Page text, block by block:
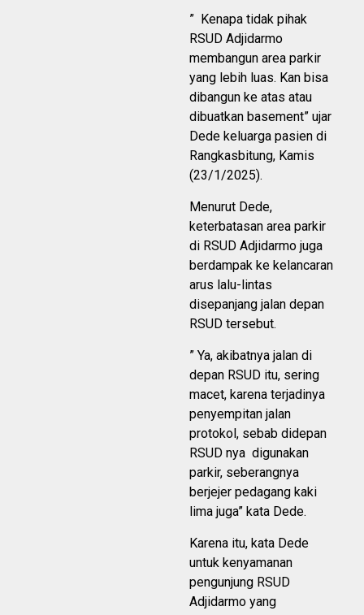
” Kenapa tidak pihak
RSUD Adjidarmo
membangun area parkir
yang lebih luas. Kan bisa
dibangun ke atas atau
dibuatkan basement” ujar
Dede keluarga pasien di
Rangkasbitung, Kamis
(23/1/2025).
Menurut Dede,
keterbatasan area parkir
di RSUD Adjidarmo juga
berdampak ke kelancaran
arus lalu-lintas
disepanjang jalan depan
RSUD tersebut.
” Ya, akibatnya jalan di
depan RSUD itu, sering
macet, karena terjadinya
penyempitan jalan
protokol, sebab didepan
RSUD nya digunakan
parkir, seberangnya
berjejer pedagang kaki
lima juga” kata Dede.
Karena itu, kata Dede
untuk kenyamanan
pengunjung RSUD
Adjidarmo yang